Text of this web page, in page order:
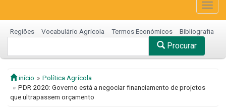
Regiões Vocabulário Agrícola Termos Económicos Bibliografia
Procurar
início
Política Agrícola
PDR 2020: Governo está a negociar financiamento de projetos
que ultrapassem orçamento